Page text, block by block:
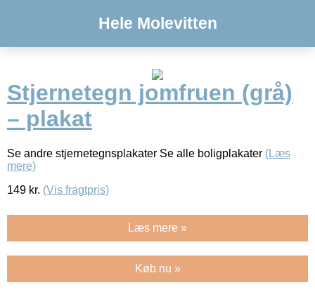
Hele Molevitten
Stjernetegn jomfruen (grå)
– plakat
Se andre stjernetegnsplakater Se alle boligplakater (Læs
mere)
149 kr. (Vis fragtpris)
Læs mere »
Køb nu »